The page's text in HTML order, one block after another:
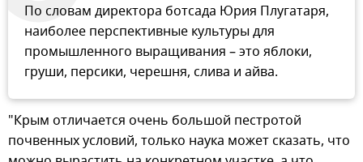
По словам директора ботсада Юрия Плугатаря,
наиболее перспективные культуры для
промышленного выращивания – это яблоки,
груши, персики, черешня, слива и айва.
"Крым отличается очень большой пестротой
почвенных условий, только наука может сказать, что